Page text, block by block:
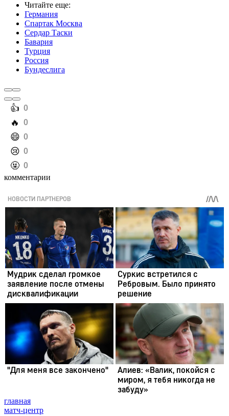
Читайте еще:
Германия
Спартак Москва
Сердар Таски
Бавария
Турция
Россия
Бундеслига
️👍 0
️🔥 0
️😄 0
️😢 0
️🤬 0
комментарии
главная
матч-центр